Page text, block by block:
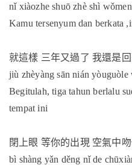
nǐ xiàozhe shuō zhè shì
Kamu tersenyum dan berkata
就這樣 三年又過了 我還是
jiù zhèyàng sān nián
Begitulah, tiga tahun berlalu
tempat ini
閉上眼 等你的出現 空氣中
bì shàng yǎn děng nǐ de